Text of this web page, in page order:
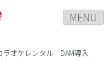
MENU
オケレンタル DAM導入